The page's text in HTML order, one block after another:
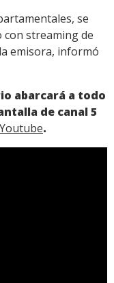
se
streaming de
emisora, informó
abarcará a todo
de canal 5
Youtube.